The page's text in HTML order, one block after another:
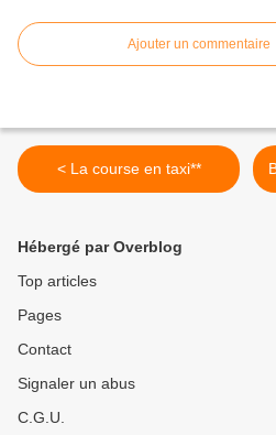
Ajouter un commentaire
< La course en taxi**
Hébergé par Overblog
Top articles
Pages
Contact
Signaler un abus
C.G.U.